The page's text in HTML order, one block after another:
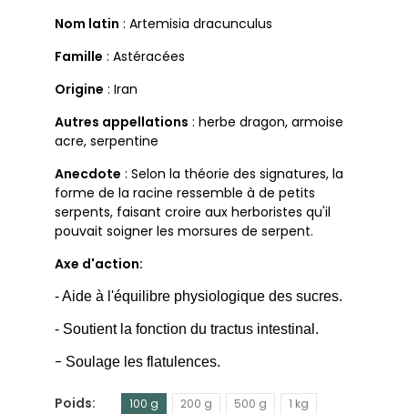
Nom latin : Artemisia dracunculus
Famille : Astéracées
Origine : Iran
Autres appellations : herbe dragon, armoise
acre, serpentine
Anecdote : Selon la théorie des signatures, la
forme de la racine ressemble à de petits
serpents, faisant croire aux herboristes qu'il
pouvait soigner les morsures de serpent.
Axe d'action:
- Aide à l'équilibre physiologique des sucres.
- Soutient la fonction du tractus intestinal.
- Soulage les flatulences.
Poids 100 g 200 g 500 g 1 kg